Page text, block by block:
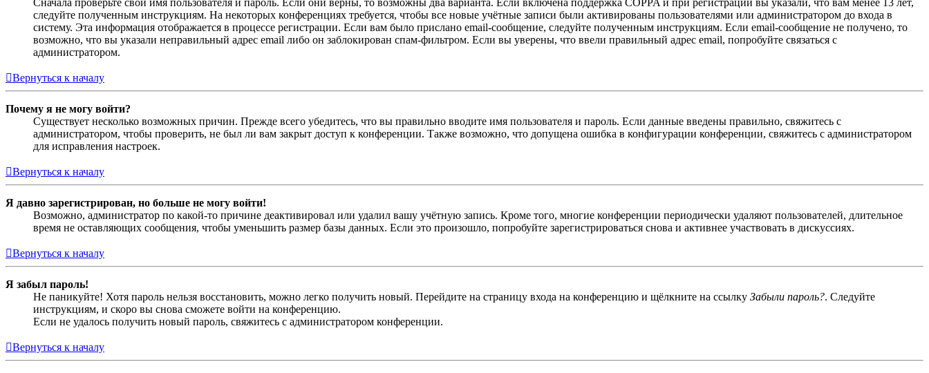
Сначала проверьте свои имя пользователя и пароль. Если они верны, то возможны два варианта. Если включена поддержка COPPA и при регистрации вы указали, что вам менее 13 лет,
следуйте полученным инструкциям. На некоторых конференциях требуется, чтобы все новые учётные записи были активированы пользователями или администратором до входа в
систему. Эта информация отображается в процессе регистрации. Если вам было прислано email-сообщение, следуйте полученным инструкциям. Если email-сообщение не получено, то
возможно, что вы указали неправильный адрес email либо он заблокирован спам-фильтром. Если вы уверены, что ввели правильный адрес email, попробуйте связаться с
администратором.
Вернуться к началу
Почему я не могу войти?
Существует несколько возможных причин. Прежде всего убедитесь, что вы правильно вводите имя пользователя и пароль. Если данные введены правильно, свяжитесь с
администратором, чтобы проверить, не был ли вам закрыт доступ к конференции. Также возможно, что допущена ошибка в конфигурации конференции, свяжитесь с администратором
для исправления настроек.
Вернуться к началу
Я давно зарегистрирован, но больше не могу войти!
Возможно, администратор по какой-то причине деактивировал или удалил вашу учётную запись. Кроме того, многие конференции периодически удаляют пользователей, длительное
время не оставляющих сообщения, чтобы уменьшить размер базы данных. Если это произошло, попробуйте зарегистрироваться снова и активнее участвовать в дискуссиях.
Вернуться к началу
Я забыл пароль!
Не паникуйте! Хотя пароль нельзя восстановить, можно легко получить новый. Перейдите на страницу входа на конференцию и щёлкните на ссылку Забыли пароль?. Следуйте
инструкциям, и скоро вы снова сможете войти на конференцию.
Если не удалось получить новый пароль, свяжитесь с администратором конференции.
Вернуться к началу